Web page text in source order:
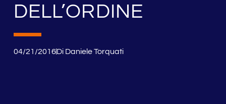
DELL’ORDINE
04/21/2016DiDaniele Torquati